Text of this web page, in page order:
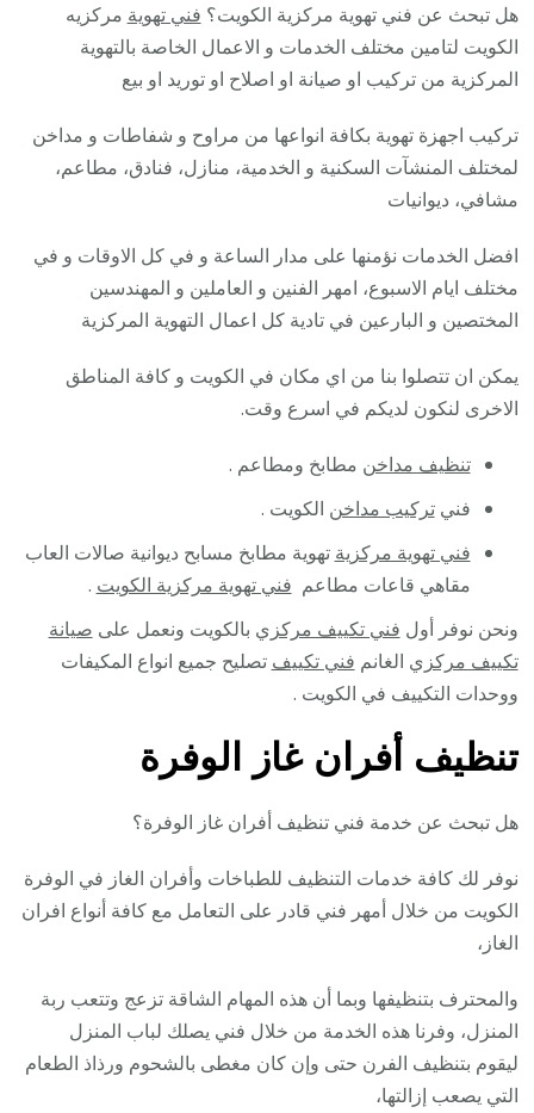
هل تبحث عن فني تهوية مركزية الكويت؟ فني تهوية مركزيه
الكويت لتامين مختلف الخدمات و الاعمال الخاصة بالتهوية
المركزية من تركيب او صيانة او اصلاح او توريد او بيع
تركيب اجهزة تهوية بكافة انواعها من مراوح و شفاطات و مداخن
لمختلف المنشآت السكنية و الخدمية، منازل، فنادق، مطاعم،
مشافي، ديوانيات
افضل الخدمات نؤمنها على مدار الساعة و في كل الاوقات و في
مختلف ايام الاسبوع، امهر الفنين و العاملين و المهندسين
المختصين و البارعين في تادية كل اعمال التهوية المركزية
يمكن ان تتصلوا بنا من اي مكان في الكويت و كافة المناطق
الاخرى لنكون لديكم في اسرع وقت.
تنظيف مداخن مطابخ ومطاعم .
فنيتركيب مداخن الكويت .
فني تهوية مركزية تهوية مطابخ مسابح ديوانية صالات العاب
مقاهي قاعات مطاعم فني تهوية مركزية الكويت .
ونحن نوفر أول فني تكييف مركزي بالكويت ونعمل على صيانة
تكييف مركزي الغانم فني تكييف تصليح جميع انواع المكيفات
ووحدات التكييف في الكويت .
تنظيف أفران غاز الوفرة
هل تبحث عن خدمة فني تنظيف أفران غاز الوفرة؟
نوفر لك كافة خدمات التنظيف للطباخات وأفران الغاز في الوفرة
الكويت من خلال أمهر فني قادر على التعامل مع كافة أنواع افران
الغاز،
والمحترف بتنظيفها وبما أن هذه المهام الشاقة تزعج وتتعب ربة
المنزل، وفرنا هذه الخدمة من خلال فني يصلك لباب المنزل
ليقوم بتنظيف الفرن حتى وإن كان مغطى بالشحوم ورذاذ الطعام
التي يصعب إزالتها،